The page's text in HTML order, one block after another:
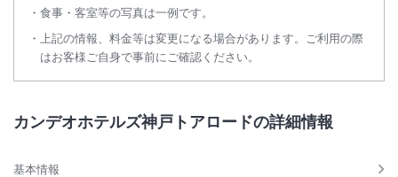
食事・客室等の写真は一例です。
上記の情報、料金等は変更になる場合があります。ご利用の際
はお客様ご自身で事前にご確認ください。
カンデオホテルズ神戸トアロードの詳細情報
基本情報